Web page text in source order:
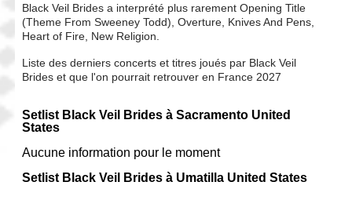
Black Veil Brides a interprété plus rarement Opening Title
(Theme From Sweeney Todd), Overture, Knives And Pens,
Heart of Fire, New Religion.
Liste des derniers concerts et titres joués par Black Veil
Brides et que l'on pourrait retrouver en France 2027
Setlist Black Veil Brides à Sacramento United
States
Aucune information pour le moment
Setlist Black Veil Brides à Umatilla United States